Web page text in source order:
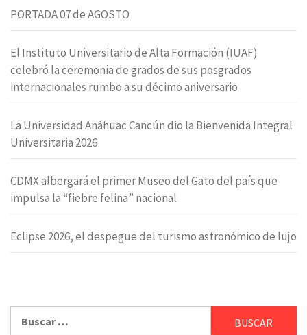
PORTADA 07 de AGOSTO
El Instituto Universitario de Alta Formación (IUAF)
celebró la ceremonia de grados de sus posgrados
internacionales rumbo a su décimo aniversario
La Universidad Anáhuac Cancún dio la Bienvenida Integral
Universitaria 2026
CDMX albergará el primer Museo del Gato del país que
impulsa la “fiebre felina” nacional
Eclipse 2026, el despegue del turismo astronómico de lujo